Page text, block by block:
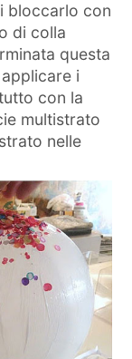
bloccarlo con
di colla
questa
i
con la
multistrato
nelle